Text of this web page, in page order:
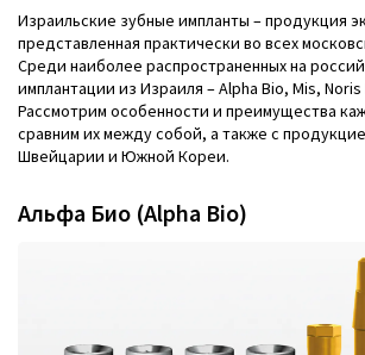
Израильские зубные импланты – продукция
представленная практически во всех
Среди наиболее распространенных на
имплантации из Израиля – Alpha Bio, Mis, Noris
Рассмотрим особенности и преимущества
сравним их между собой, а также с
Швейцарии и Южной Кореи.
Альфа Био (Alpha Bio)